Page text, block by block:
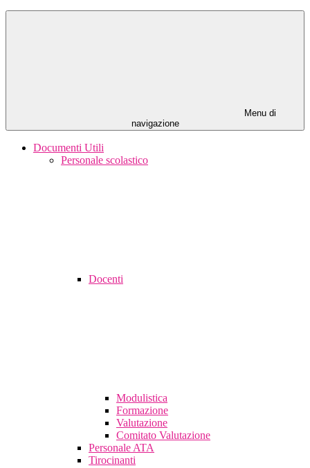
Menu di
navigazione
Documenti Utili
Personale scolastico
Docenti
Modulistica
Formazione
Valutazione
Comitato Valutazione
Personale ATA
Tirocinanti